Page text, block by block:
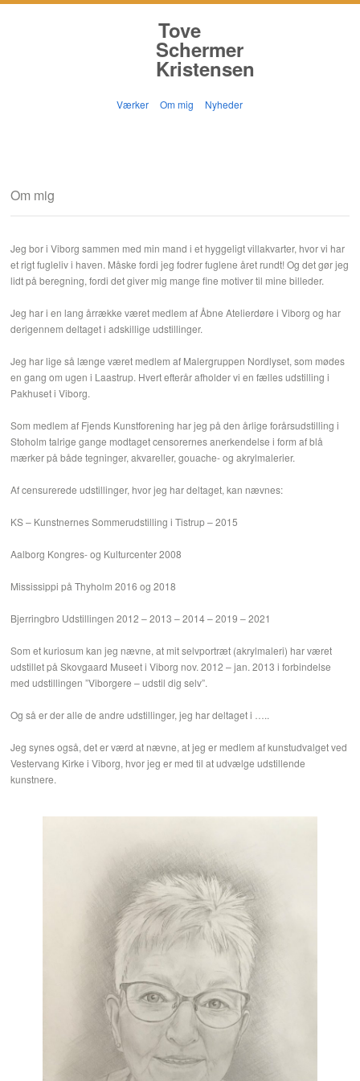
Tove
Schermer
Kristensen
Værker Om mig Nyheder
Om mig
Jeg bor i Viborg sammen med min mand i et hyggeligt villakvarter, hvor vi har
et rigt fugleliv i haven. Måske fordi jeg fodrer fuglene året rundt! Og det gør jeg
lidt på beregning, fordi det giver mig mange fine motiver til mine billeder.
Jeg har i en lang årrække været medlem af Åbne Atelierdøre i Viborg og har
derigennem deltaget i adskillige udstillinger.
Jeg har lige så længe været medlem af Malergruppen Nordlyset, som mødes
en gang om ugen i Laastrup. Hvert efterår afholder vi en fælles udstilling i
Pakhuset i Viborg.
Som medlem af Fjends Kunstforening har jeg på den årlige forårsudstilling i
Stoholm talrige gange modtaget censorernes anerkendelse i form af blå
mærker på både tegninger, akvareller, gouache- og akrylmalerier.
Af censurerede udstillinger, hvor jeg har deltaget, kan nævnes:
KS – Kunstnernes Sommerudstilling i Tistrup – 2015
Aalborg Kongres- og Kulturcenter 2008
Mississippi på Thyholm 2016 og 2018
Bjerringbro Udstillingen 2012 – 2013 – 2014 – 2019 – 2021
Som et kuriosum kan jeg nævne, at mit selvportræt (akrylmaleri) har været
udstillet på Skovgaard Museet i Viborg nov. 2012 – jan. 2013 i forbindelse
med udstillingen ”Viborgere – udstil dig selv”.
Og så er der alle de andre udstillinger, jeg har deltaget i …..
Jeg synes også, det er værd at nævne, at jeg er medlem af kunstudvalget ved
Vestervang Kirke i Viborg, hvor jeg er med til at udvælge udstillende
kunstnere.